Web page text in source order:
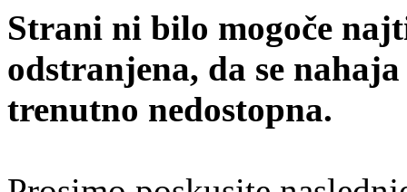
Strani ni bilo mogoče
odstranjena, da se
trenutno nedostopna.